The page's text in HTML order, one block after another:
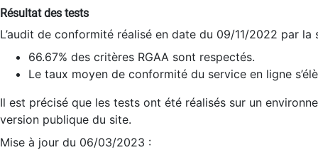
Résultat des tests
L’audit de conformité réalisé en date du 09/11/2022 par
66.67% des critères RGAA sont respectés.
Le taux moyen de conformité du service en ligne
Il est précisé que les tests ont été réalisés sur un
version publique du site.
Mise à jour du 06/03/2023 :